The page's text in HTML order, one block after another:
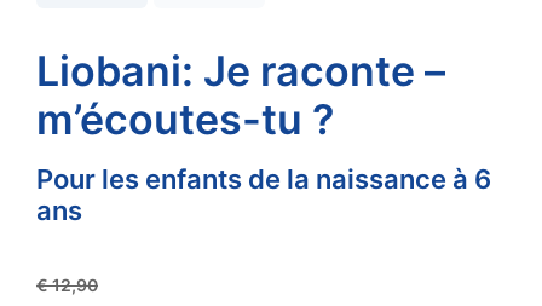
Liobani: Je raconte –
m’écoutes-tu ?
Pour les enfants de la naissance à 6
ans
€12,90Original